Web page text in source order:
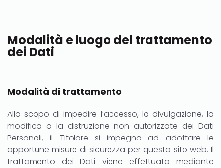
Modalità e luogo del trattamento
dei Dati
Modalità di trattamento
Allo scopo di impedire l’accesso, la divulgazione, la
modifica o la distruzione non autorizzate dei Dati
Personali, il Titolare si impegna ad adottare le
opportune misure di sicurezza per questo sito web. Il
trattamento dei Dati viene effettuato mediante